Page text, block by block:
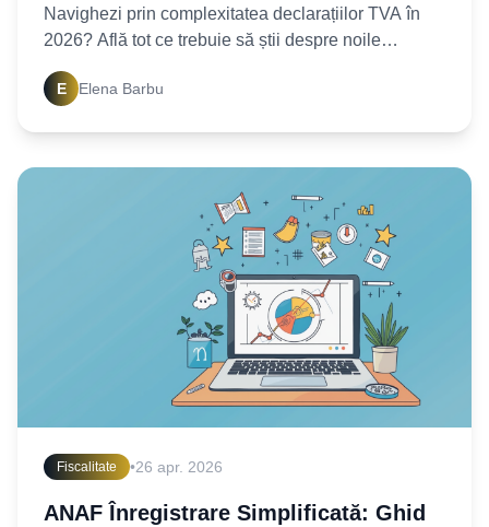
Navighezi prin complexitatea declarațiilor TVA în
2026? Află tot ce trebuie să știi despre noile
reglementări și cum să depui declarații fără erori.
E Elena Barbu
Fiscalitate •26 apr. 2026
ANAF Înregistrare Simplificată: Ghid